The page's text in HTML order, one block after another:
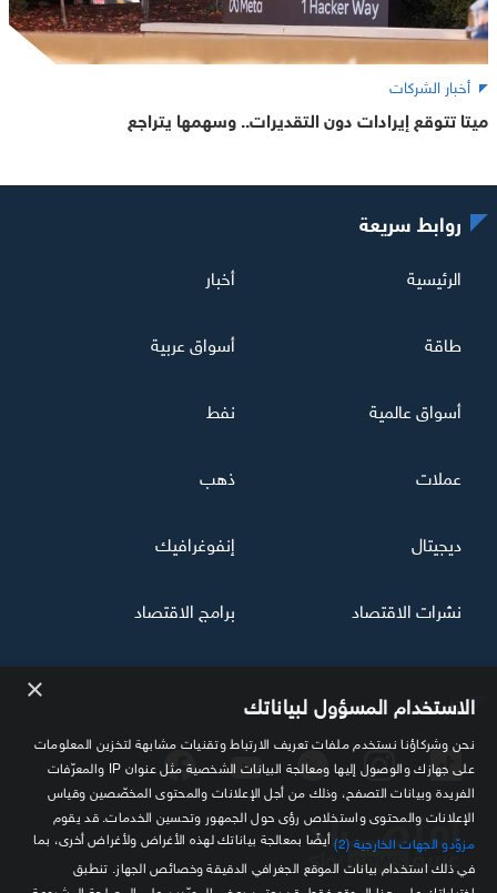
أخبار الشركات
ميتا تتوقع إيرادات دون التقديرات.. وسهمها يتراجع
تابعنا
روابط سريعة
الرئيسية أخبار
طاقة أسواق عربية
أسواق عالمية نفط
عملات ذهب
ديجيتال إنفوغرافيك
نشرات الاقتصاد برامج الاقتصاد
× الاستخدام المسؤول لبياناتك
نحن وشركاؤنا نستخدم ملفات تعريف الارتباط وتقنيات مشابهة لتخزين المعلومات
على جهازك والوصول إليها ومعالجة البيانات الشخصية مثل عنوان IP والمعرّفات
الفريدة وبيانات التصفح، وذلك من أجل الإعلانات والمحتوى المخصّصين وقياس
الإعلانات والمحتوى واستخلاص رؤى حول الجمهور وتحسين الخدمات. قد يقوم
مزوّدو الجهات الخارجية (2)
أيضًا بمعالجة بياناتك لهذه الأغراض ولأغراض أخرى، بما
في ذلك استخدام بيانات الموقع الجغرافي الدقيقة وخصائص الجهاز. تنطبق